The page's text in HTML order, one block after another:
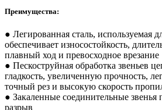
Преимущества:
● Легированная сталь, используемая
обеспечивает износостойкость,
плавный ход и превосходное врезание
● Пескоструйная обработка звеньев
гладкость, увеличенную прочность,
точный рез и высокую скорость
● Закаленные соединительные
разрыв